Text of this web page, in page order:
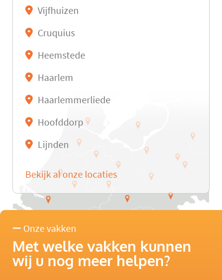
Vijfhuizen
Cruquius
Heemstede
Haarlem
Haarlemmerliede
Hoofddorp
Lijnden
Bekijk al onze locaties
Onze vakken
Met welke vakken kunnen
wij u nog meer helpen?